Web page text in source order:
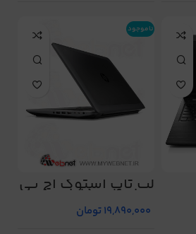
ناموجود
لپ تاپ استوک اچ پی
مدل zbook 15-g4
19,890,000تومان